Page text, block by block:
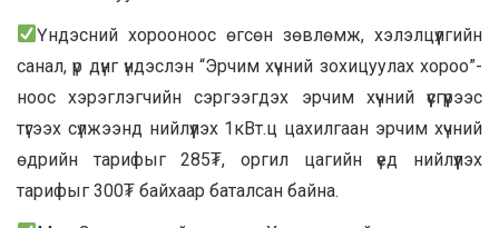
Үндэсний хорооноос өгсөн зөвлөмж, хэлэлцүүлгийн
санал, үр дүнг үндэслэн “Эрчим хүчний зохицуулах хороо”-
ноос хэрэглэгчийн сэргээгдэх эрчим хүчний үүсгүүрээс
түгээх сүлжээнд нийлүүлэх 1кВт.ц цахилгаан эрчим хүчний
өдрийн тарифыг 285₮, оргил цагийн үед нийлүүлэх
тарифыг 300₮ байхаар баталсан байна.